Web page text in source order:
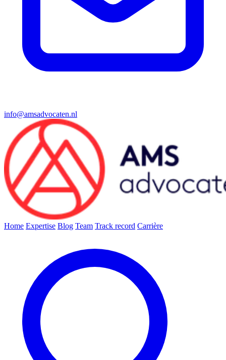
info@amsadvocaten.nl
Home Expertise Blog Team Track record Carrière